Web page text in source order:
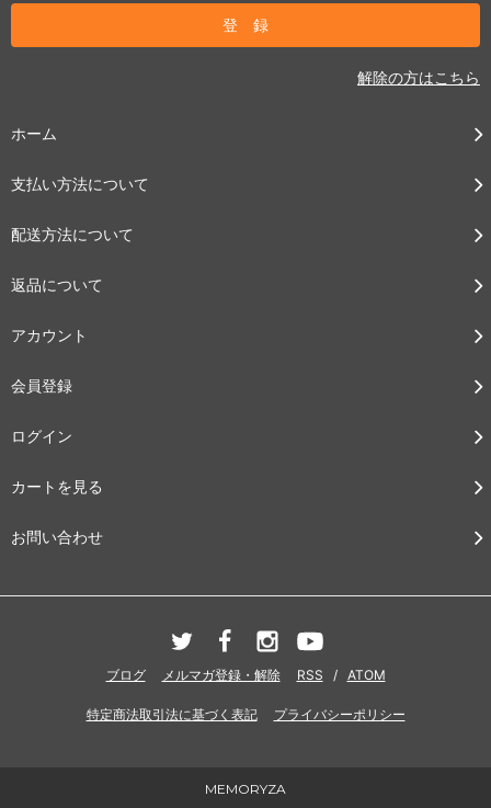
解除の方はこちら
ホーム
支払い方法について
配送方法について
返品について
アカウント
会員登録
ログイン
カートを見る
お問い合わせ
ブログ メルマガ登録・解除 RSS / ATOM
特定商法取引法に基づく表記 プライバシーポリシー
MEMORYZA